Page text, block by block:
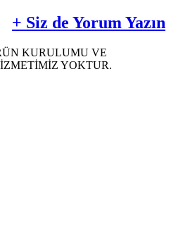
+ Siz de Yorum Yazın
KURULUMU VE
YOKTUR.